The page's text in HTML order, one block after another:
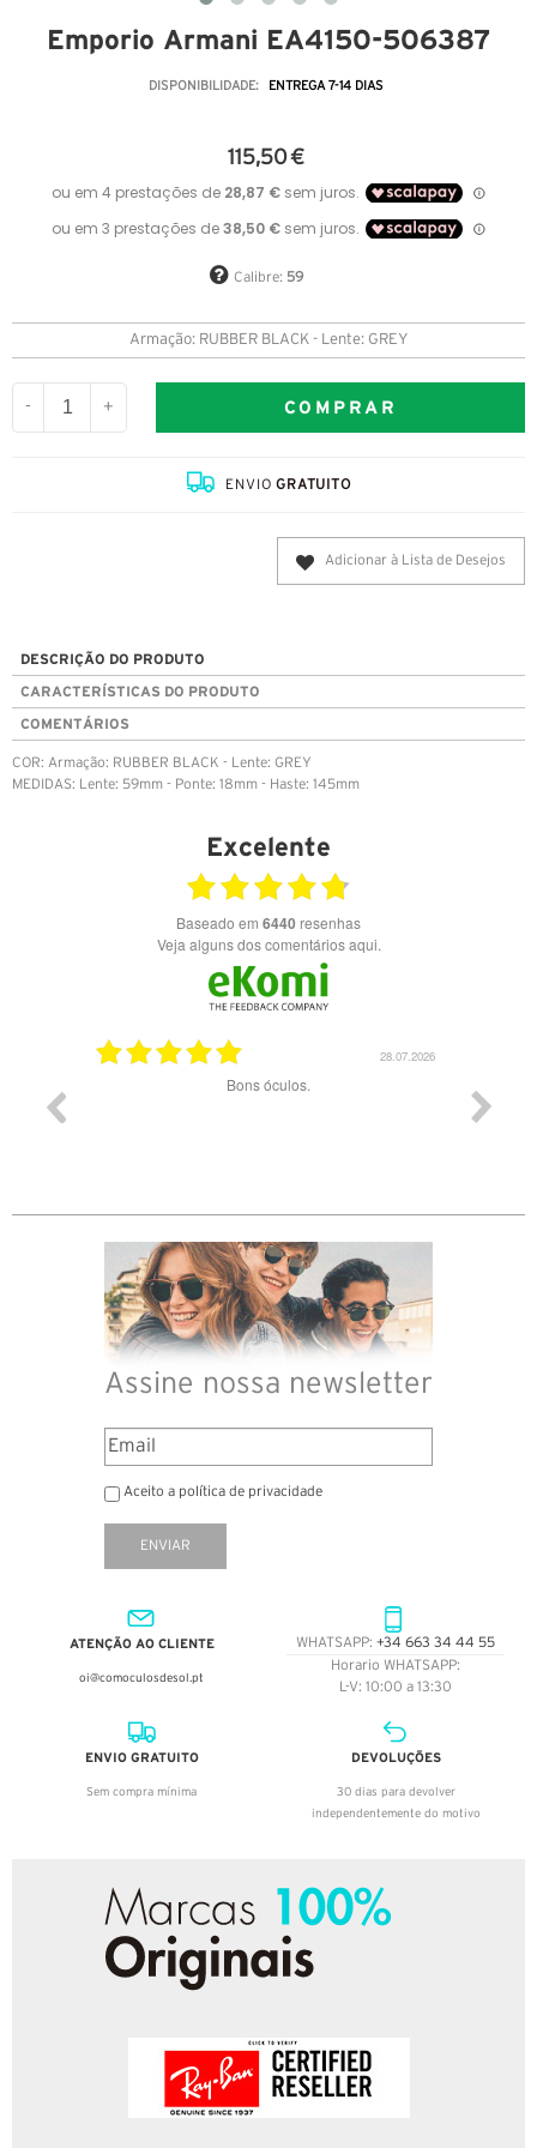
Emporio Armani EA4150-506387
DISPONIBILIDADE: ENTREGA 7-14 DIAS
115,50 €
Calibre: 59
Armação: RUBBER BLACK - Lente: GREY
- + COMPRAR
ENVIOGRATUITO
Adicionar à Lista de Desejos
DESCRIÇÃO DO PRODUTO
CARACTERÍSTICAS DO PRODUTO
COMENTÁRIOS
COR: Armação: RUBBER BLACK - Lente: GREY
MEDIDAS: Lente: 59mm - Ponte: 18mm - Haste: 145mm
Excelente
Baseado em 6440 resenhas
Veja alguns dos comentários aqui.
28.07.2026
Bons óculos.
Assine nossa newsletter
Aceito a política de privacidade
ENVIAR
ATENÇÃO AO CLIENTE
oi@comoculosdesol.pt
WHATSAPP: +34 663 34 44 55
Horario WHATSAPP:
L-V: 10:00 a 13:30
ENVIO GRATUITO
Sem compra mínima
DEVOLUÇÕES
30 dias para devolver
independentemente do motivo